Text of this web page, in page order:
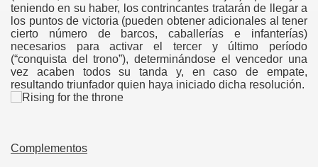
teniendo en su haber, los contrincantes tratarán de llegar a
los puntos de victoria (pueden obtener adicionales al tener
cierto número de barcos, caballerías e infanterías)
necesarios para activar el tercer y último período
(“conquista del trono”), determinándose el vencedor una
vez acaben todos su tanda y, en caso de empate,
resultando triunfador quien haya iniciado dicha resolución.
Complementos